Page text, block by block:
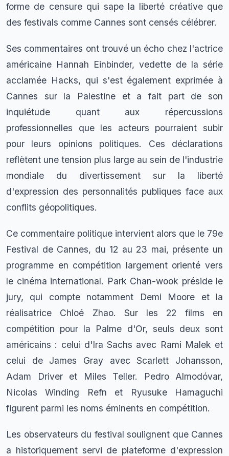
forme de censure qui sape la liberté créative que
des festivals comme Cannes sont censés célébrer.
Ses commentaires ont trouvé un écho chez l'actrice
américaine Hannah Einbinder, vedette de la série
acclamée Hacks, qui s'est également exprimée à
Cannes sur la Palestine et a fait part de son
inquiétude quant aux répercussions
professionnelles que les acteurs pourraient subir
pour leurs opinions politiques. Ces déclarations
reflètent une tension plus large au sein de l'industrie
mondiale du divertissement sur la liberté
d'expression des personnalités publiques face aux
conflits géopolitiques.
Ce commentaire politique intervient alors que le 79e
Festival de Cannes, du 12 au 23 mai, présente un
programme en compétition largement orienté vers
le cinéma international. Park Chan-wook préside le
jury, qui compte notamment Demi Moore et la
réalisatrice Chloé Zhao. Sur les 22 films en
compétition pour la Palme d'Or, seuls deux sont
américains : celui d'Ira Sachs avec Rami Malek et
celui de James Gray avec Scarlett Johansson,
Adam Driver et Miles Teller. Pedro Almodóvar,
Nicolas Winding Refn et Ryusuke Hamaguchi
figurent parmi les noms éminents en compétition.
Les observateurs du festival soulignent que Cannes
a historiquement servi de plateforme d'expression